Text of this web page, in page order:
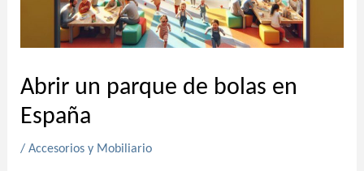
Abrir un parque de bolas en
España
/ Accesorios y Mobiliario